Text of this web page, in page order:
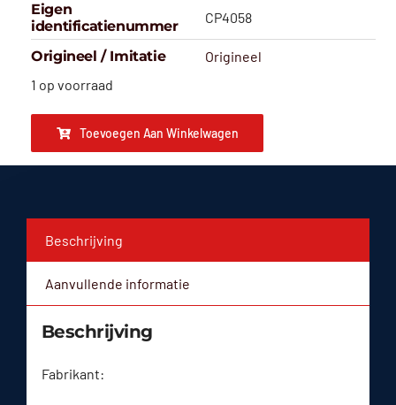
Eigen
identificatienummer
CP4058
Origineel / Imitatie
Origineel
1 op voorraad
Toevoegen Aan Winkelwagen
Beschrijving
Aanvullende informatie
Beschrijving
Fabrikant: